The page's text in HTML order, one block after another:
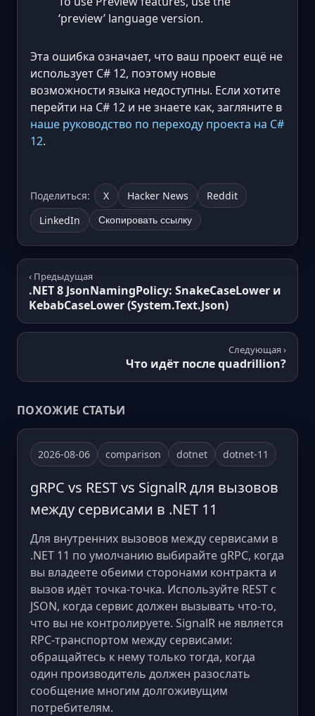
‘preview’ language version.
Эта ошибка означает, что ваш проект ещё не
использует C# 12, поэтому новые
возможности языка недоступны. Если хотите
перейти на C# 12 и не знаете как, загляните в
наше руководство по переходу проекта на C#
12.
Поделиться: X Hacker News
Reddit
LinkedIn
Скопировать ссылку
‹ Предыдущая
.NET 8 JsonNamingPolicy: SnakeCaseLower и
KebabCaseLower (System.Text.Json)
Следующая ›
Что идёт после quadrillion?
ПОХОЖИЕ СТАТЬИ
2026-08-06 comparison dotnet dotnet-11
gRPC vs REST vs SignalR для вызовов
между сервисами в .NET 11
Для внутренних вызовов между сервисами в
.NET 11 по умолчанию выбирайте gRPC, когда
вы владеете обеими сторонами контракта и
вызов идёт точка-точка. Используйте REST с
JSON, когда сервис должен вызывать что-то,
что вы не контролируете. SignalR не является
RPC-транспортом между сервисами:
обращайтесь к нему только тогда, когда
один производитель должен разослать
сообщение многим долгоживущим
потребителям.